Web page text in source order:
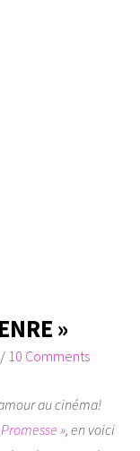
»
/ 10 Comments
au cinéma!
», en voici